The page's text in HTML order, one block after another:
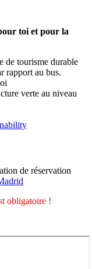
toi et pour la
de tourisme durable
rapport au bus.
verte au niveau
de réservation
obligatoire !